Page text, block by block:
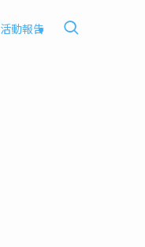
活動報告